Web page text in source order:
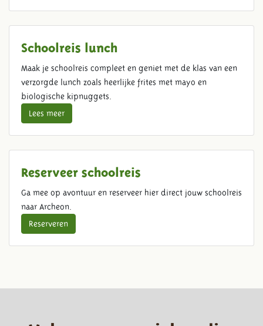
Schoolreis lunch
Maak je schoolreis compleet en geniet met de klas van een
verzorgde lunch zoals heerlijke frites met mayo en
biologische kipnuggets.
Lees meer
Reserveer schoolreis
Ga mee op avontuur en reserveer hier direct jouw schoolreis
naar Archeon.
Reserveren